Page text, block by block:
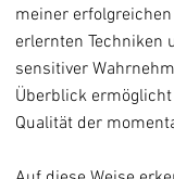
meiner
erlernten Techniken
sensitiver
Überblick
Qualität der